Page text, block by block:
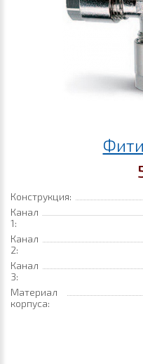
Конструкция:
Канал
1:
Канал
2:
Канал
3:
Материал
корпуса: